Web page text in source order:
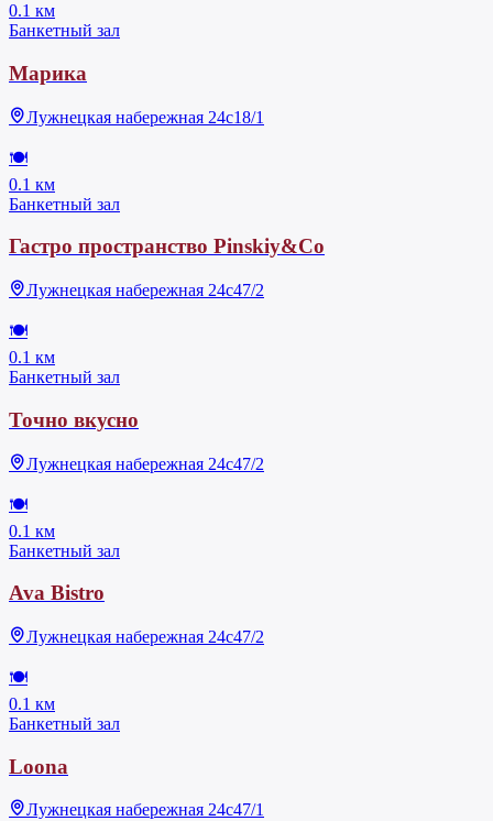
0.1 км
Банкетный зал
Марика
Лужнецкая набережная 24с18/1
🍽
0.1 км
Банкетный зал
Гастро пространство Pinskiy&Co
Лужнецкая набережная 24с47/2
🍽
0.1 км
Банкетный зал
Точно вкусно
Лужнецкая набережная 24с47/2
🍽
0.1 км
Банкетный зал
Ava Bistro
Лужнецкая набережная 24с47/2
🍽
0.1 км
Банкетный зал
Loona
Лужнецкая набережная 24с47/1